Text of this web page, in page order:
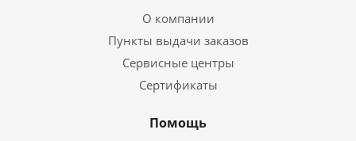
О компании
Пункты выдачи заказов
Сервисные центры
Сертификаты
Помощь